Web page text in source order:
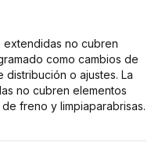
extendidas no cubren
como cambios de
o ajustes. La
no cubren elementos
freno y limpiaparabrisas.